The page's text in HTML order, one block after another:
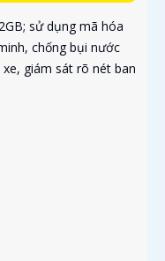
sử dụng mã hóa
chống bụi nước
giám sát rõ nét ban